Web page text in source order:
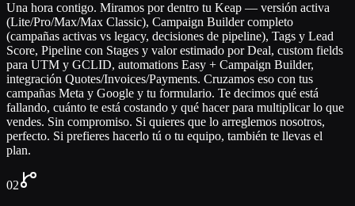
Una hora contigo. Miramos por dentro tu Keap — versión activa
(Lite/Pro/Max/Max Classic), Campaign Builder completo
(campañas activas vs legacy, decisiones de pipeline), Tags y Lead
Score, Pipeline con Stages y valor estimado por Deal, custom fields
para UTM y GCLID, automations Easy + Campaign Builder,
integración Quotes/Invoices/Payments. Cruzamos eso con tus
campañas Meta y Google y tu formulario. Te decimos qué está
fallando, cuánto te está costando y qué hacer para multiplicar lo que
vendes. Sin compromiso. Si quieres que lo arreglemos nosotros,
perfecto. Si prefieres hacerlo tú o tu equipo, también te llevas el
plan.
02